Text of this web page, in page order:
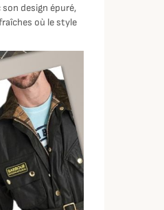
design épuré,
où le style